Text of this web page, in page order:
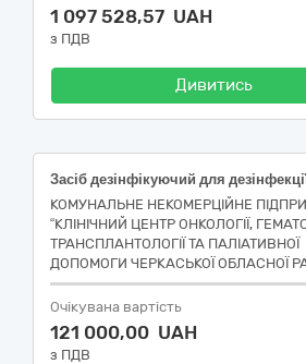
1 097 528,57 UAH
з ПДВ
Дивитись
КОМУНАЛЬНЕ НЕКОМЕРЦІЙНЕ
“КЛІНІЧНИЙ ЦЕНТР ОНКОЛОГІЇ,
ТРАНСПЛАНТОЛОГІЇ ТА ПАЛІАТИВНОЇ
ДОПОМОГИ ЧЕРКАСЬКОЇ ОБЛАСНОЇ
Очікувана вартість
121 000,00 UAH
з ПДВ